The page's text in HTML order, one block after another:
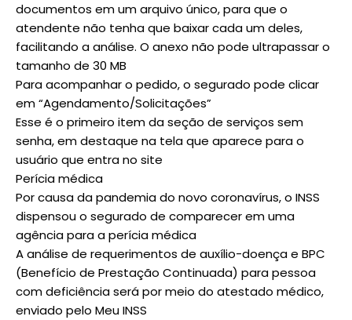
documentos em um arquivo único, para que o
atendente não tenha que baixar cada um deles,
facilitando a análise. O anexo não pode ultrapassar o
tamanho de 30 MB
Para acompanhar o pedido, o segurado pode clicar
em “Agendamento/Solicitações”
Esse é o primeiro item da seção de serviços sem
senha, em destaque na tela que aparece para o
usuário que entra no site
Perícia médica
Por causa da pandemia do novo coronavírus, o INSS
dispensou o segurado de comparecer em uma
agência para a perícia médica
A análise de requerimentos de auxílio-doença e BPC
(Benefício de Prestação Continuada) para pessoa
com deficiência será por meio do atestado médico,
enviado pelo Meu INSS